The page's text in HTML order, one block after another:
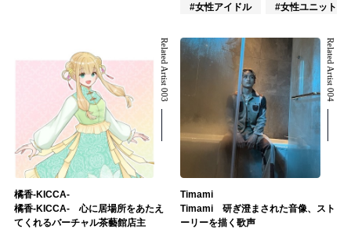
#女性アイドル
#女性ユニット
Related Artist 003
橘香-KICCA-
橘香-KICCA- 心に居場所をあたえ
てくれるバーチャル茶藝館店主
Related Artist 004
Timami
Timami 研ぎ澄まされた音像、スト
ーリーを描く歌声